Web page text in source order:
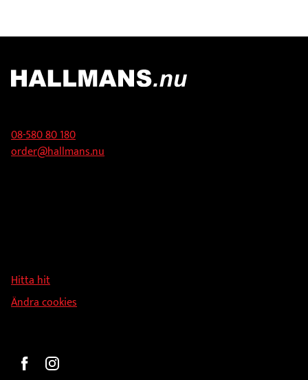
08-580 80 180
order@hallmans.nu
Hitta hit
Ändra cookies